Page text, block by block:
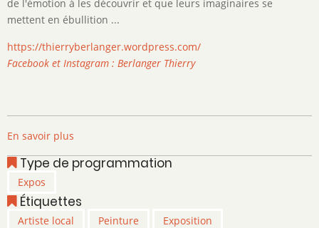
de l'émotion à les découvrir et que leurs imaginaires se
mettent en ébullition ...
https://thierryberlanger.wordpress.com/
Facebook et Instagram : Berlanger Thierry
En savoir plus
BERLANGER
Fil
Type de programmation
Expos
Étiquettes
Artiste local Peinture Exposition